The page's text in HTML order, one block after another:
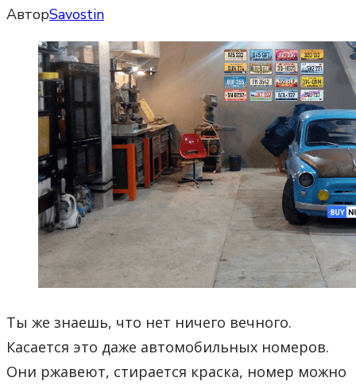
АвторSavostin
Ты же знаешь, что нет ничего вечного.
Касается это даже автомобильных номеров.
Они ржавеют, стирается краска, номер можно